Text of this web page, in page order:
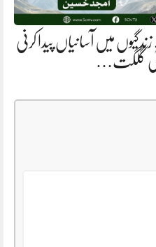
میں آسانیاں پیدا کرنی
گلگت…